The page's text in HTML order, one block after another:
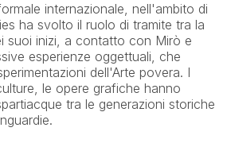
internazionale, nell'ambito di
ha svolto il ruolo di tramite tra la
suoi inizi, a contatto con Mirò e
esperienze oggettuali, che
dell'Arte povera. I
le opere grafiche hanno
tra le generazioni storiche